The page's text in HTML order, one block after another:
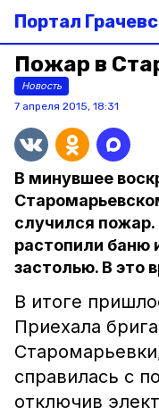
Портал
Пожар в
Новость
7 апреля 2015, 18:31
В минувшее
случился пожар.
растопили баню
застолью. В это
В итоге
Приехала
справилась с
отключив